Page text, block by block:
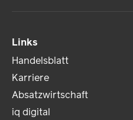
Links
Handelsblatt
Karriere
Absatzwirtschaft
iq digital